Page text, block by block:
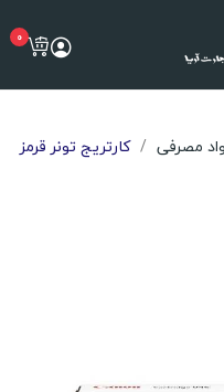
0
مصرفی
کارتریج تونر قرمز